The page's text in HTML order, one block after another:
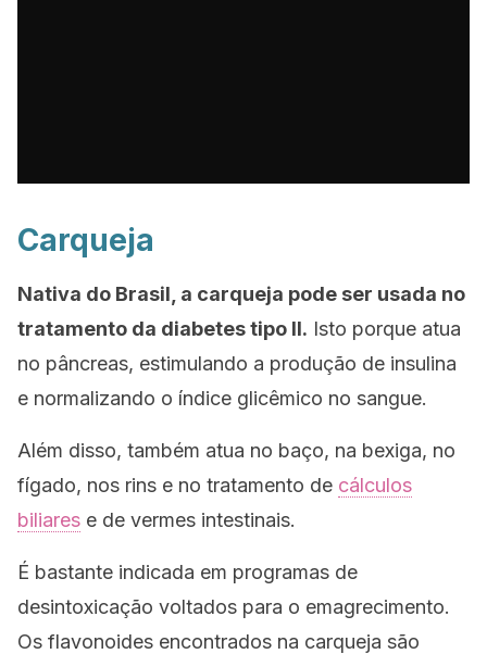
Carqueja
Nativa do Brasil, a carqueja pode ser usada no
tratamento da diabetes tipo II. Isto porque atua
no pâncreas, estimulando a produção de insulina
e normalizando o índice glicêmico no sangue.
Além disso, também atua no baço, na bexiga, no
fígado, nos rins e no tratamento de cálculos
biliares e de vermes intestinais.
É bastante indicada em programas de
desintoxicação voltados para o emagrecimento.
Os flavonoides encontrados na carqueja são